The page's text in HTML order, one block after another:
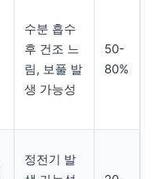
수분 흡수
후 건조 느
림, 보풀 발
생 가능성
50-
80%
정전기 발